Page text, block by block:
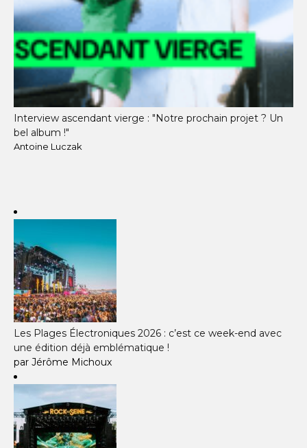
Interview ascendant vierge : "Notre prochain projet ? Un
bel album !"
Antoine Luczak
Les Plages Électroniques 2026 : c’est ce week-end avec
une édition déjà emblématique !
par Jérôme Michoux